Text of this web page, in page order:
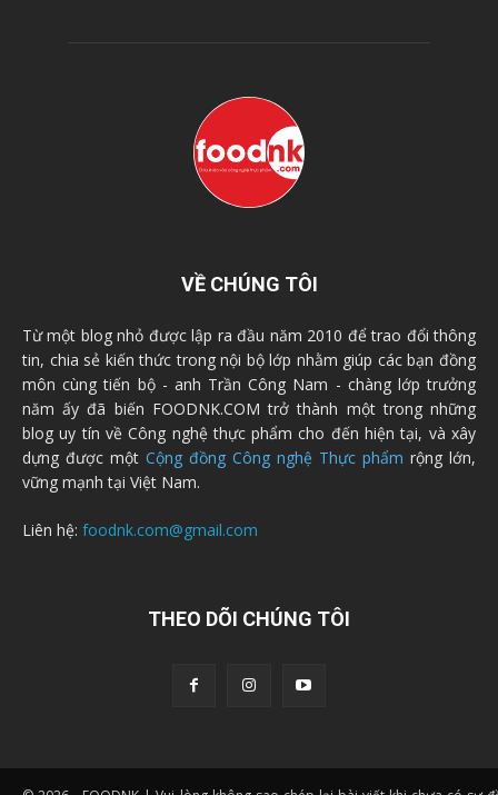
VỀ CHÚNG TÔI
Từ một blog nhỏ được lập ra đầu năm 2010 để trao đổi thông
tin, chia sẻ kiến thức trong nội bộ lớp nhằm giúp các bạn đồng
môn cùng tiến bộ - anh Trần Công Nam - chàng lớp trưởng
năm ấy đã biến FOODNK.COM trở thành một trong những
blog uy tín về Công nghệ thực phẩm cho đến hiện tại, và xây
dựng được một Cộng đồng Công nghệ Thực phẩm rộng lớn,
vững mạnh tại Việt Nam.
Liên hệ: foodnk.com@gmail.com
THEO DÕI CHÚNG TÔI